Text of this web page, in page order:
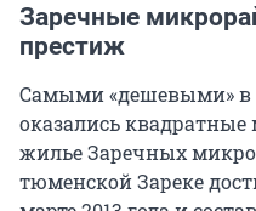
Заречные
престиж
Самыми «дешевыми» в
оказались
жилье Заречных
тюменской Зареке